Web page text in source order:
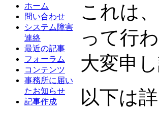
ホーム
問い合わせ
システム障害
連絡
最近の記事
フォーラム
コンテンツ
事務所に届い
たお知らせ
記事作成
これは
って行
大変申
以下は